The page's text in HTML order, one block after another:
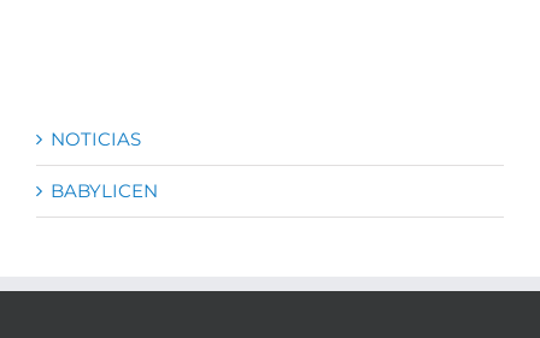
NOTICIAS
BABYLICEN